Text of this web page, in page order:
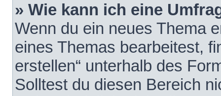
» Wie kann ich eine
Wenn du ein neues Thema
eines Themas bearbeitest,
erstellen“ unterhalb des
Solltest du diesen Bereich